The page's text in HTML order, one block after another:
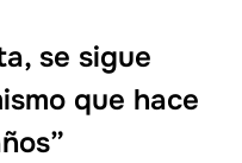
se sigue
que hace